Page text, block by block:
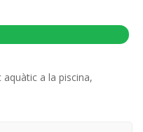
a la piscina,